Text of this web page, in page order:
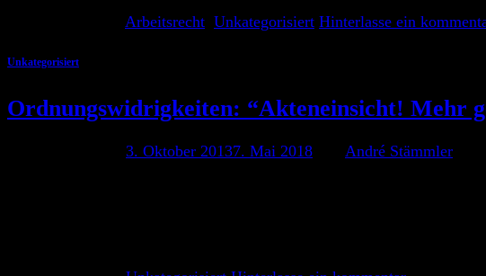
Arbeitsrecht Unkategorisiert Hinterlasse ein
Unkategorisiert
Ordnungswidrigkeiten: “Akteneinsicht! Mehr
3. Oktober 20137. Mai 2018
André Stämmler